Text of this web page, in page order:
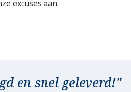
excuses aan.
en snel geleverd!"